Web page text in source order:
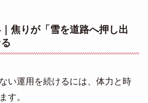
焦りが「雪を道路へ押し出
い運用を続けるには、体力と時
す。